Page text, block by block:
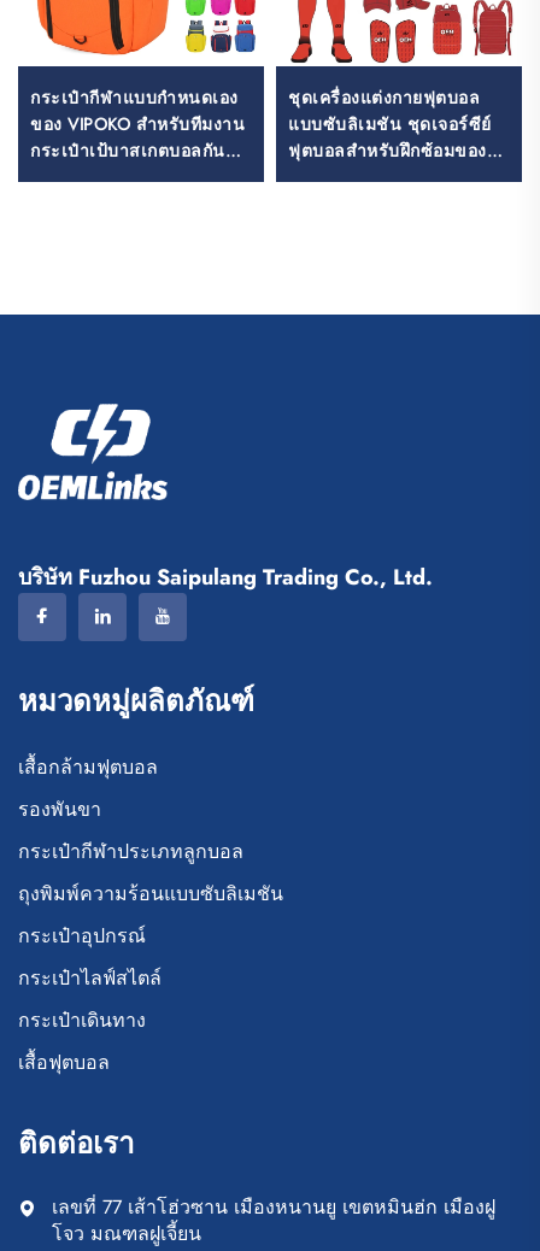
กระเป๋ากีฬาแบบกำหนดเอง
ของ VIPOKO สำหรับทีมงาน
กระเป๋าเป้บาสเกตบอลกันน้ำ
พร้อมโลโก้ กระเป๋ากีฬา
ชุดเครื่องแต่งกายฟุตบอล
แบบซับลิเมชัน ชุดเจอร์ซีย์
ฟุตบอลสำหรับฝึกซ้อมของ
ผู้ชาย เครื่องแต่งกายกีฬา
บริษัท Fuzhou Saipulang Trading Co., Ltd.
หมวดหมู่ผลิตภัณฑ์
เสื้อกล้ามฟุตบอล
รองพันขา
กระเป๋ากีฬาประเภทลูกบอล
ถุงพิมพ์ความร้อนแบบซับลิเมชัน
กระเป๋าอุปกรณ์
กระเป๋าไลฟ์สไตล์
กระเป๋าเดินทาง
เสื้อฟุตบอล
ติดต่อเรา
เลขที่ 77 เส้าโฮ่วซาน เมืองหนานยู เขตหมินฮ่ก เมืองฝู
โจว มณฑลฝูเจี้ยน